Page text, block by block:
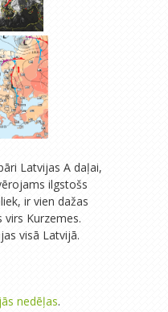
Latvijas A daļai,
ilgstošs
ir vien dažas
Kurzemes.
visā Latvijā.
nedēļas.